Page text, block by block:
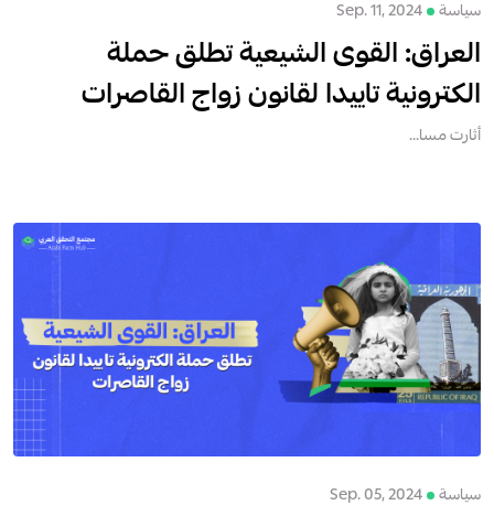
سياسة Sep. 11, 2024
العراق: القوى الشيعية تطلق حملة
الكترونية تاييدا لقانون زواج القاصرات
أثارت مسا...
سياسة Sep. 05, 2024